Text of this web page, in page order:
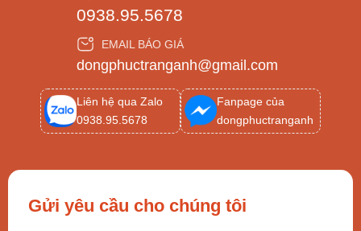
0938.95.5678
EMAIL BÁO GIÁ
dongphuctranganh@gmail.com
Liên hệ qua Zalo
0938.95.5678
Fanpage của
dongphuctranganh
Gửi yêu cầu cho chúng tôi